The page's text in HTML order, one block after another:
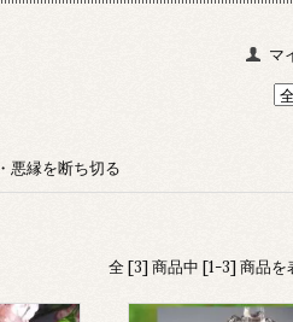
マ
・悪縁を断ち切る
全 [3] 商品中 [1-3] 商品を